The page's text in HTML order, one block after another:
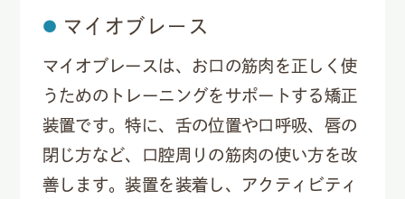
マイオブレース
マイオブレースは、お口の筋肉を正しく使
うためのトレーニングをサポートする矯正
装置です。特に、舌の位置や口呼吸、唇の
閉じ方など、口腔周りの筋肉の使い方を改
善します。装置を装着し、アクティビティ